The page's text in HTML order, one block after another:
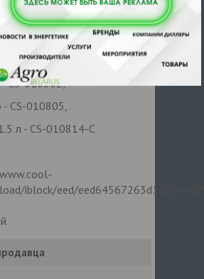
давлении 2 атм.
(брутто / нетто):
- CS-010801,
- CS-010802,
CS-010805,
л - CS-010814-С
iblock/eed/